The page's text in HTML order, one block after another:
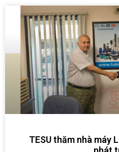
TESU thăm nhà máy